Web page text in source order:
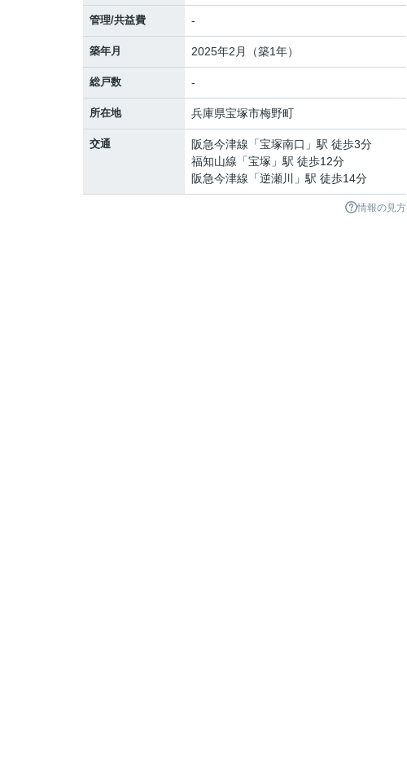
管理/共益費 -
築年月 2025年2月（築1年）
総戸数 -
所在地 兵庫県宝塚市梅野町
交通 阪急今津線 「宝塚南口 」駅 徒歩3分
福知山線 「宝塚 」駅 徒歩12分
阪急今津線 「逆瀬川 」駅 徒歩14分
情報の見方